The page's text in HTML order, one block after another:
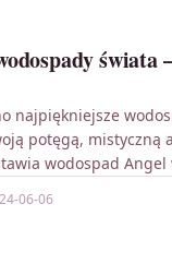
świata
najpiękniejsze
potęgą, mistyczną
wodospad Angel
06-06